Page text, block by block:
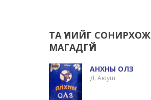
ТА ҮҮНИЙГ СОНИРХОЖ
МАГАДГҮЙ
АНХНЫ ОЛЗ
Д. Аюуш